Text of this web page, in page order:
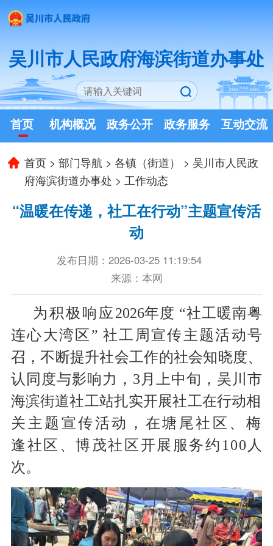
吴川市人民政府海滨街道办事处
首页 机构概况 政务公开 政务服务 互动交流
首页 >部门导航 >各镇（街道） > 吴川市人民政
府海滨街道办事处 > 工作动态
“温暖在传递，社工在行动”主题宣传活
动
发布日期：2026-03-25 11:19:54
来源：本网
为积极响应2026年度 “社工暖南粤
连心大湾区” 社工周宣传主题活动号
召，不断提升社会工作的社会知晓度、
认同度与影响力，3月上中旬，吴川市
海滨街道社工站扎实开展社工在行动相
关主题宣传活动，在塘尾社区、梅
逢社区、博茂社区开展服务约 100 人
次。